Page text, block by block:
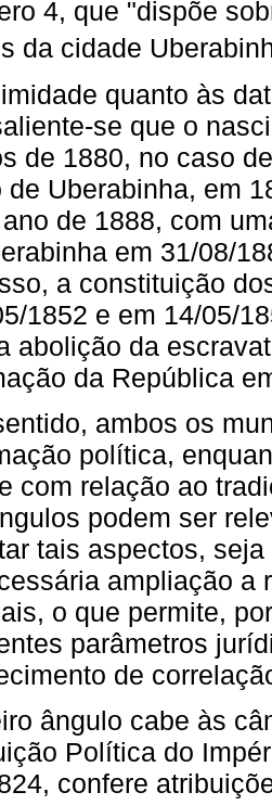
4, que "dispõe
da cidade
quanto às
se que o
de 1880, no caso
de Uberabinha, em
de 1888, com
em 31/08/
a constituição
1852 e em 14/05/
abolição da
da República
ambos os
política,
com relação ao
podem ser
tais aspectos,
ampliação a
o que permite,
parâmetros
de
ângulo cabe às
Política do
confere